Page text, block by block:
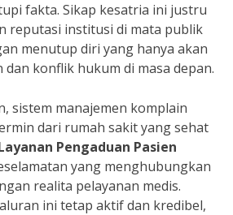
fakta. Sikap kesatria ini justru
reputasi institusi di mata publik
menutup diri yang hanya akan
dan konflik hukum di masa depan.
sistem manajemen komplain
dari rumah sakit yang sehat
Pengaduan Pasien
yang menghubungkan
realita pelayanan medis.
ini tetap aktif dan kredibel,